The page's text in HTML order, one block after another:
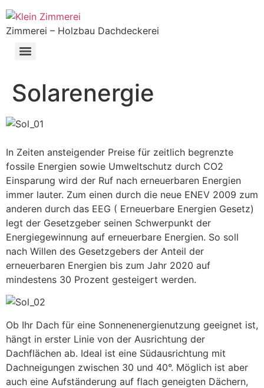
Zimmerei – Holzbau Dachdeckerei
Solarenergie
In Zeiten ansteigender Preise für zeitlich begrenzte
fossile Energien sowie Umweltschutz durch CO2
Einsparung wird der Ruf nach erneuerbaren Energien
immer lauter. Zum einen durch die neue ENEV 2009 zum
anderen durch das EEG ( Erneuerbare Energien Gesetz)
legt der Gesetzgeber seinen Schwerpunkt der
Energiegewinnung auf erneuerbare Energien. So soll
nach Willen des Gesetzgebers der Anteil der
erneuerbaren Energien bis zum Jahr 2020 auf
mindestens 30 Prozent gesteigert werden.
Ob Ihr Dach für eine Sonnenenergienutzung geeignet ist,
hängt in erster Linie von der Ausrichtung der
Dachflächen ab. Ideal ist eine Südausrichtung mit
Dachneigungen zwischen 30 und 40°. Möglich ist aber
auch eine Aufständerung auf flach geneigten Dächern,